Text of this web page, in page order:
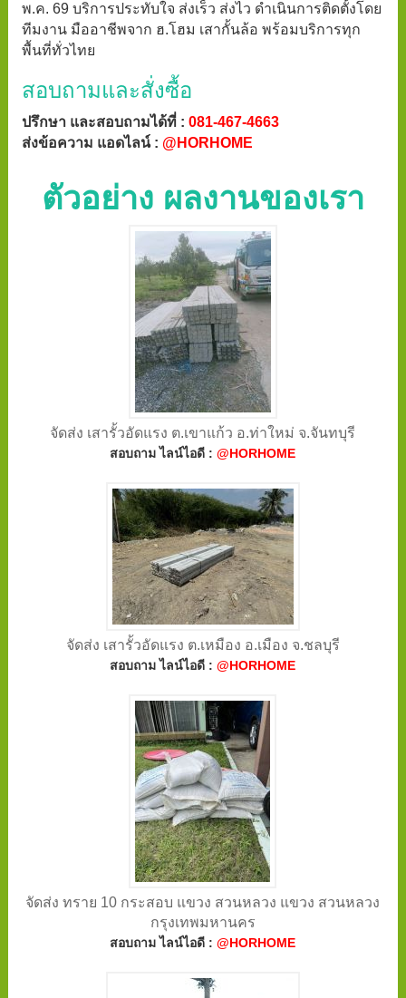
พ.ค. 69 บริการประทับใจ ส่งเร็ว ส่งไว ดำเนินการติดตั้งโดย
ทีมงาน มืออาชีพจาก ฮ.โฮม เสากั้นล้อ พร้อมบริการทุก
พื้นที่ทั่วไทย
สอบถามและสั่งซื้อ
ปรึกษา และสอบถามได้ที่ : 081-467-4663
ส่งข้อความ แอดไลน์ : @HORHOME
ตัวอย่าง ผลงานของเรา
จัดส่ง เสารั้วอัดแรง ต.เขาแก้ว อ.ท่าใหม่ จ.จันทบุรี
สอบถาม ไลน์ไอดี :@HORHOME
จัดส่ง เสารั้วอัดแรง ต.เหมือง อ.เมือง จ.ชลบุรี
สอบถาม ไลน์ไอดี :@HORHOME
จัดส่ง ทราย 10 กระสอบ แขวง สวนหลวง แขวง สวนหลวง
กรุงเทพมหานคร
สอบถาม ไลน์ไอดี :@HORHOME